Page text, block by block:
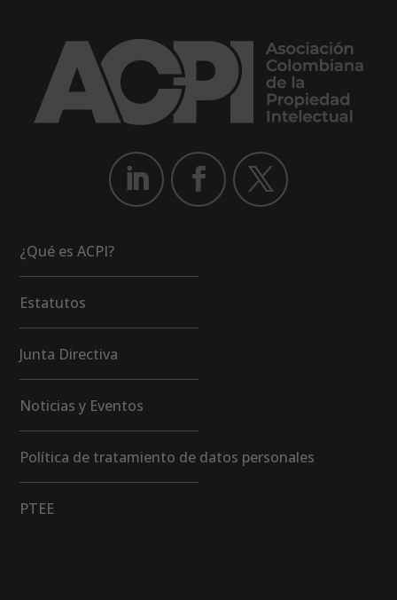
¿Qué es ACPI?
Estatutos
Junta Directiva
Noticias y Eventos
Política de tratamiento de datos personales
PTEE